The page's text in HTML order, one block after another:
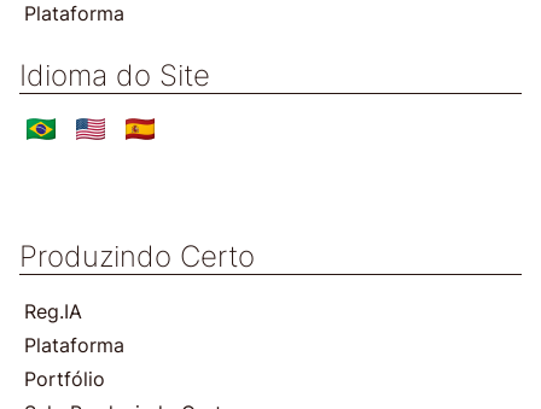
Plataforma
Idioma do Site
Produzindo Certo
Reg.IA
Plataforma
Portfólio